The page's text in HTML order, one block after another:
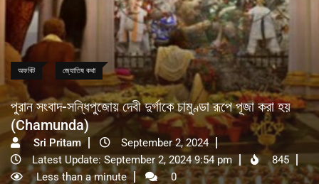
অফবিট জ্যোতিষ কথা
পুরান সংবাদ-সন্ধিপুজোয় দেবী দুর্গাকে চামুণ্ডা রূপে পূজা করা হয়
(Chamunda)
Sri Pritam
September 2, 2024
Latest Update: September 2, 2024 9:54 pm
845
Less than a minute
0